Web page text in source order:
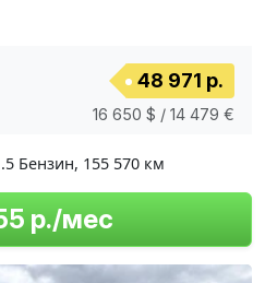
48 971 р.
16 650 $ / 14 479 €
Бензин, 155 570 км
р./мес